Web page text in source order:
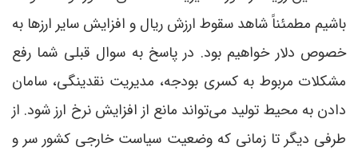
باشیم مطمئناً شاهد سقوط ارزش ریال و افزایش سایر ارزها به
خصوص دلار خواهیم بود. در پاسخ به سوال قبلی شما رفع
مشکلات مربوط به کسری بودجه، مدیریت نقدینگی، سامان
دادن به محیط تولید می‌تواند مانع از افزایش نرخ ارز شود. از
طرفی دیگر تا زمانی که وضعیت سیاست خارجی کشور سر و